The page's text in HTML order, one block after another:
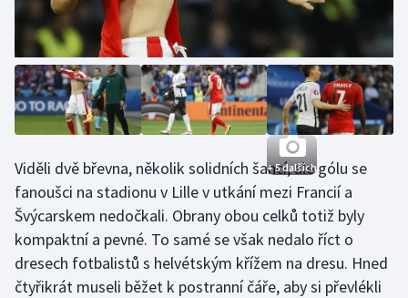
Gymnastika
Házená
Jezdectví
Krasobruslení
Lezení
Lyže a snowboard
+ 5 dalších
Viděli dvě břevna, několik solidních šancí, ale gólu se
fanoušci na stadionu v Lille v utkání mezi Francií a
Švýcarskem nedočkali. Obrany obou celků totiž byly
kompaktní a pevné. To samé se však nedalo říct o
dresech fotbalistů s helvétským křížem na dresu. Hned
čtyřikrát museli běžet k postranní čáře, aby si převlékli